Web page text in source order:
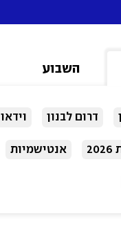
השבוע
דרום לבנון וידאו
אנטישמיות